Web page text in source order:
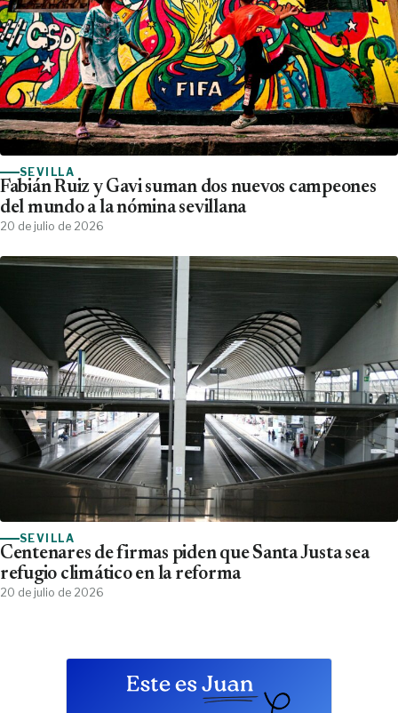
SEVILLA
Fabián Ruiz y Gavi suman dos nuevos campeones
del mundo a la nómina sevillana
20 de julio de 2026
SEVILLA
Centenares de firmas piden que Santa Justa sea
refugio climático en la reforma
20 de julio de 2026